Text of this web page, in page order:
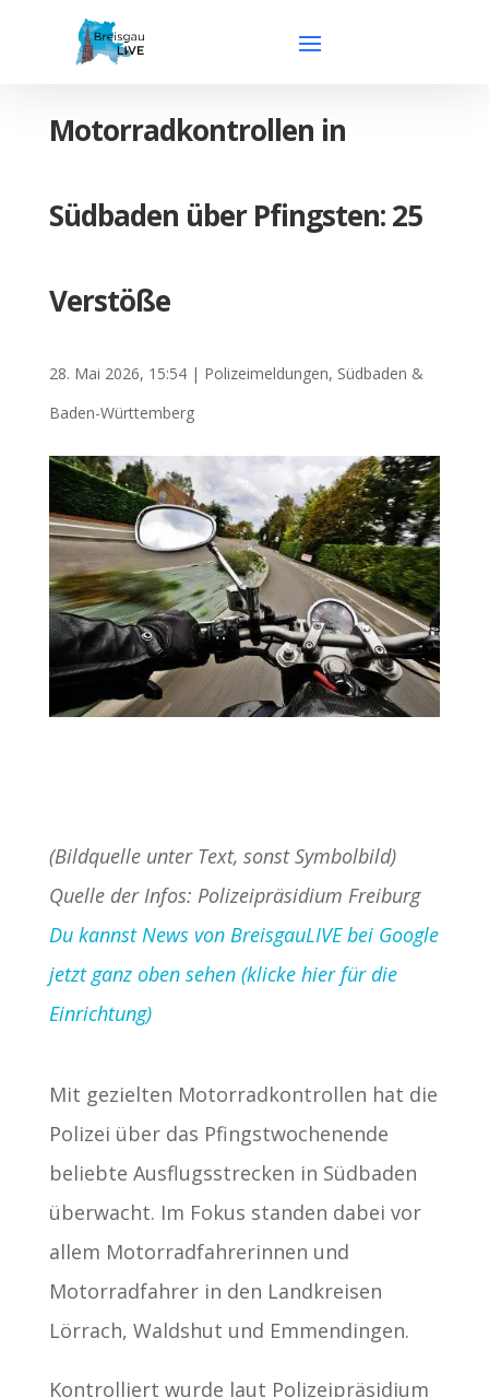
Motorradkontrollen in
Südbaden über Pfingsten: 25
Verstöße
28. Mai 2026, 15:54| Polizeimeldungen, Südbaden &
Baden-Württemberg
(Bildquelle unter Text, sonst Symbolbild)
Quelle der Infos: Polizeipräsidium Freiburg
Du kannst News von BreisgauLIVE bei Google
jetzt ganz oben sehen (klicke hier für die
Einrichtung)
Mit gezielten Motorradkontrollen hat die
Polizei über das Pfingstwochenende
beliebte Ausflugsstrecken in Südbaden
überwacht. Im Fokus standen dabei vor
allem Motorradfahrerinnen und
Motorradfahrer in den Landkreisen
Lörrach, Waldshut und Emmendingen.
Kontrolliert wurde laut Polizeipräsidium